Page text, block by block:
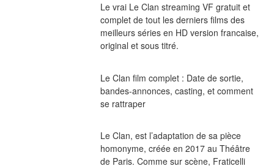
Le vrai Le Clan streaming VF gratuit et
complet de tout les derniers films des
meilleurs séries en HD version francaise,
original et sous titré.
Le Clan film complet : Date de sortie,
bandes-annonces, casting, et comment
se rattraper
Le Clan, est l’adaptation de sa pièce
homonyme, créée en 2017 au Théâtre
de Paris. Comme sur scène, Fraticelli